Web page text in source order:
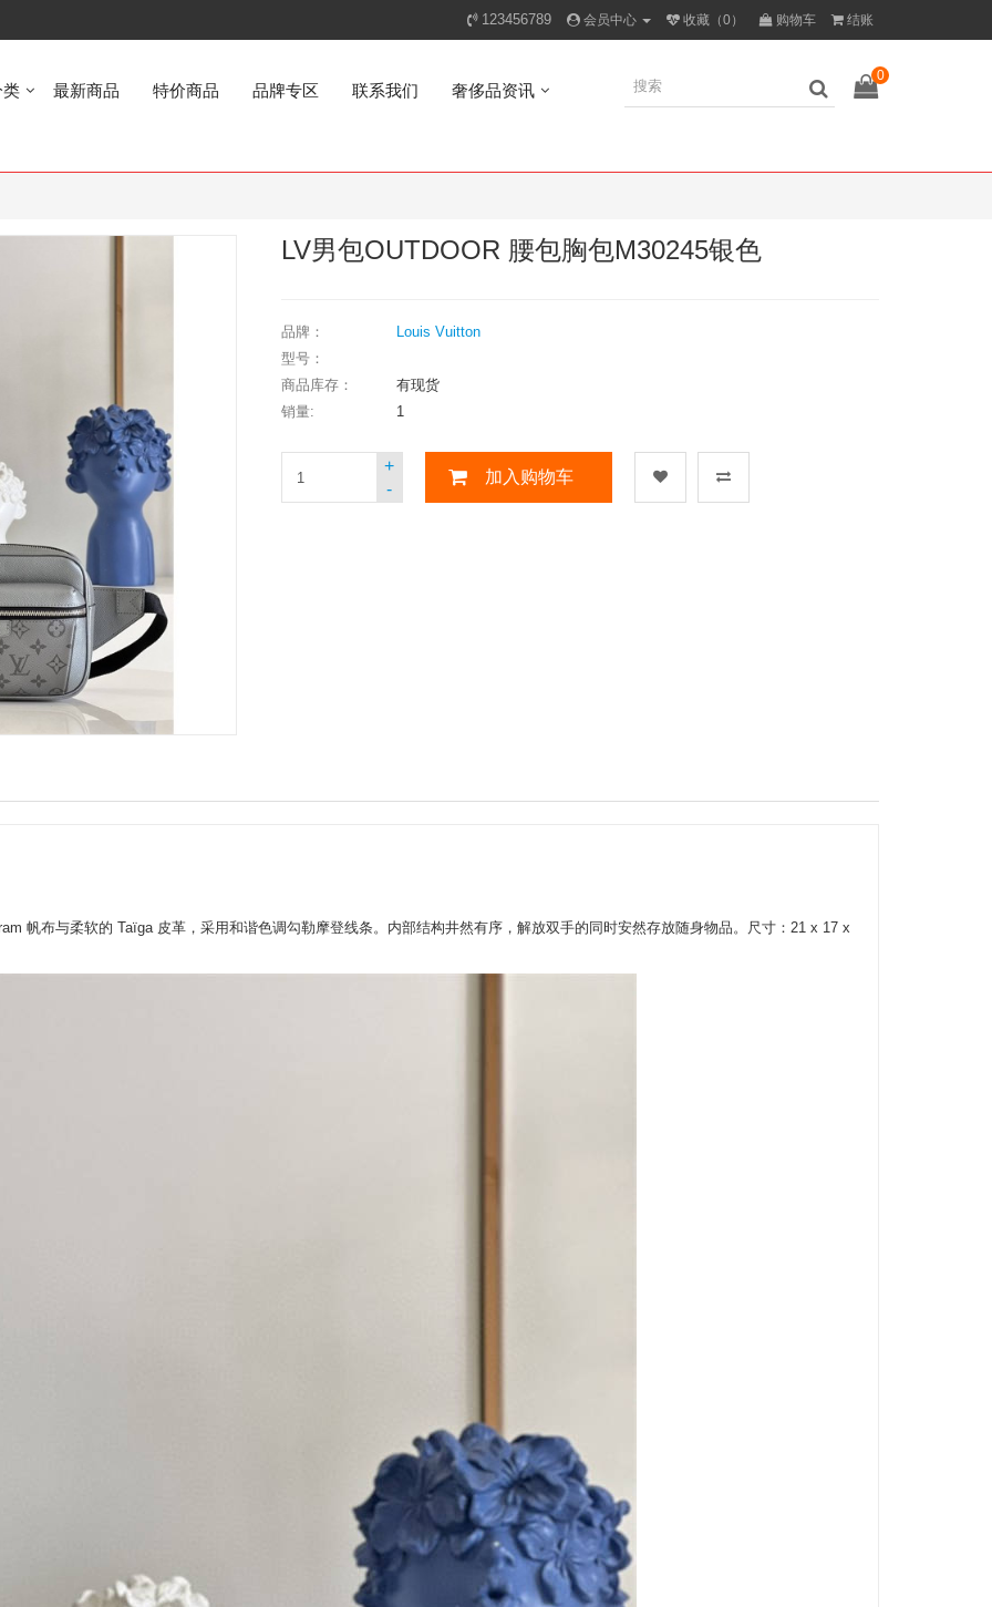
123456789 会员中心 收藏（0） 购物车 结账
类 最新商品 特价商品 品牌专区 联系我们 奢侈品资讯
0
LV男包OUTDOOR 腰包胸包M30245银色
品牌：
Louis Vuitton
型号：
商品库存：
有现货
销量:
1
-
+
加入购物车
帆布与柔软的 Taïga 皮革，采用和谐色调勾勒摩登线条。内部结构井然有序，解放双手的同时安然存放随身物品。尺寸：21 x 17 x